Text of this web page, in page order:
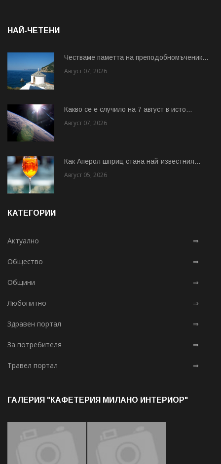
НАЙ-ЧЕТЕНИ
Честваме паметта на преподобномъченик...
Август 07, 2026
Какво се е случило на 7 август в исто...
Август 07, 2026
Как Аперол шприц стана най-известния...
Август 05, 2026
КАТЕГОРИИ
Актуално ⇒
Общество ⇒
Общини ⇒
Любопитно ⇒
Здравен портал ⇒
За потребителя ⇒
Травел портал ⇒
ГАЛЕРИЯ "КАФЕТЕРИЯ МИЛАНО ИНТЕРИОР"